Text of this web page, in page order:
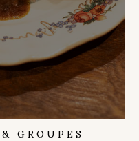
GROUPES